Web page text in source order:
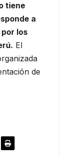
tiene
a
los
El
de